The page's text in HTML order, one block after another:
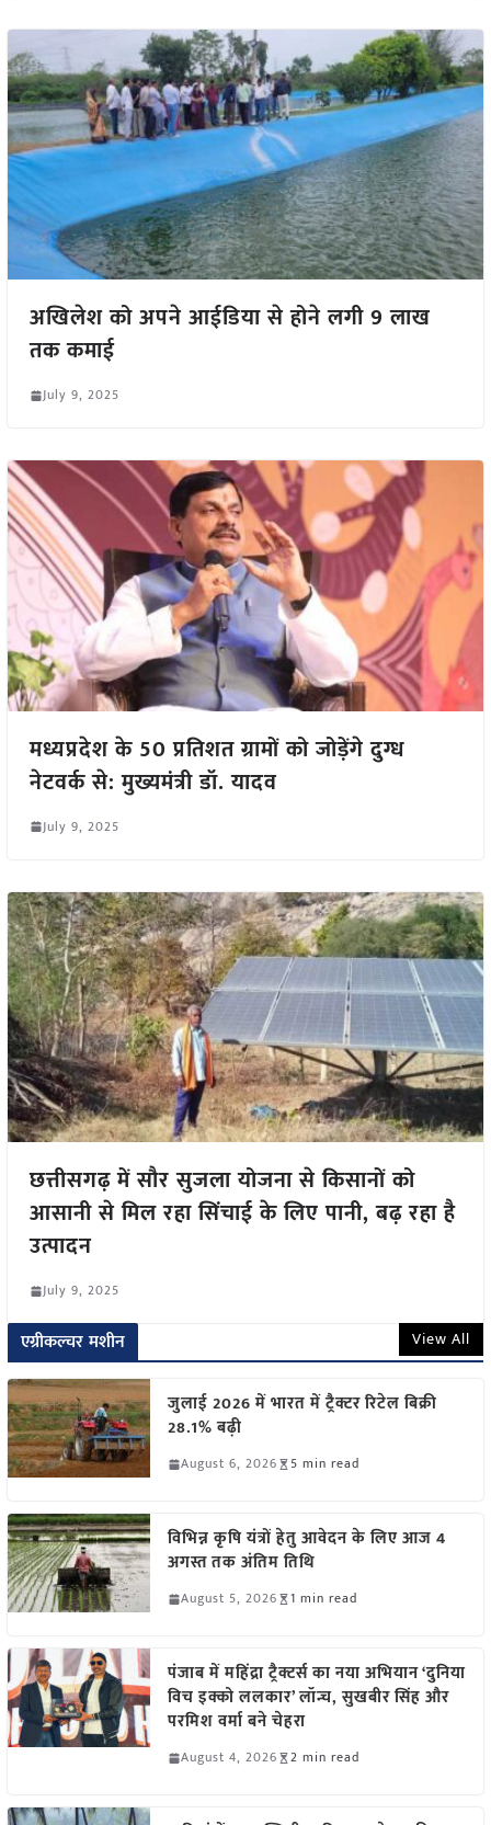
अखिलेश को अपने आईडिया से होने लगी 9 लाख
तक कमाई
July 9, 2025
मध्यप्रदेश के 50 प्रतिशत ग्रामों को जोड़ेंगे दुग्ध
नेटवर्क से: मुख्यमंत्री डॉ. यादव
July 9, 2025
छत्तीसगढ़ में सौर सुजला योजना से किसानों को
आसानी से मिल रहा सिंचाई के लिए पानी, बढ़ रहा है
उत्पादन
July 9, 2025
एग्रीकल्चर मशीन View All
जुलाई 2026 में भारत में ट्रैक्टर रिटेल बिक्री
28.1% बढ़ी
August 6, 2026 5 min read
विभिन्न कृषि यंत्रों हेतु आवेदन के लिए आज 4
अगस्त तक अंतिम तिथि
August 5, 2026 1 min read
पंजाब में महिंद्रा ट्रैक्टर्स का नया अभियान ‘दुनिया
विच इक्को ललकार’ लॉन्च, सुखबीर सिंह और
परमिश वर्मा बने चेहरा
August 4, 2026 2 min read